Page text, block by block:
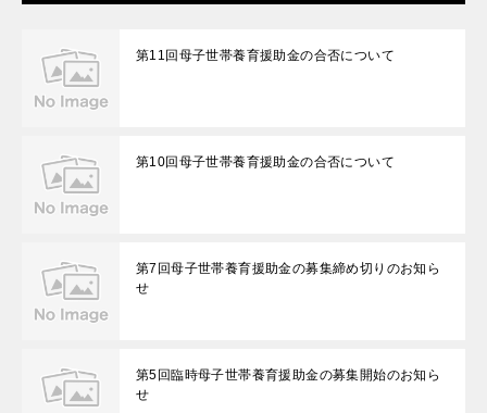
第11回母子世帯養育援助金の合否について
第10回母子世帯養育援助金の合否について
第7回母子世帯養育援助金の募集締め切りのお知ら
せ
第5回臨時母子世帯養育援助金の募集開始のお知ら
せ